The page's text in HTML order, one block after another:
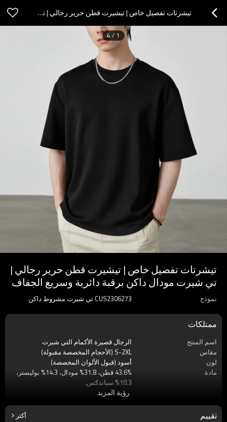
تيشرتات تفصيل خاص | تيشيرت قطن حرير رجالي | تي شيرت مودال داكن برقبة دائرية وسريع الجفاف
1
/
4
تيشرتات تفصيل خاص | تيشيرت قطن حرير رجالي |
تي شيرت مودال داكن برقبة دائرية وسريع الجفاف
نموذج CUS2306273 تي شيرت مشروط داكن
ممتلكات
اسم المنتج
الرجال قصيرة الأكمام التي شيرت
مقاس
S-2XL (الأحجام المخصصة مقبولة)
لون
أسود (قبول الألوان المخصصة)
مادة
43.6% قطن، 31.8% مودال، 14.3% بوليستر،
10.3% سباندكس.
قبول التسمية المخصصة
ماركة
اللمسات الظلام
موسم
رؤية المزيد
تقييم أكثر